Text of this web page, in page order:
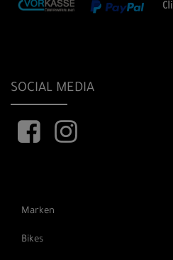
SOCIAL MEDIA
Marken
Bikes